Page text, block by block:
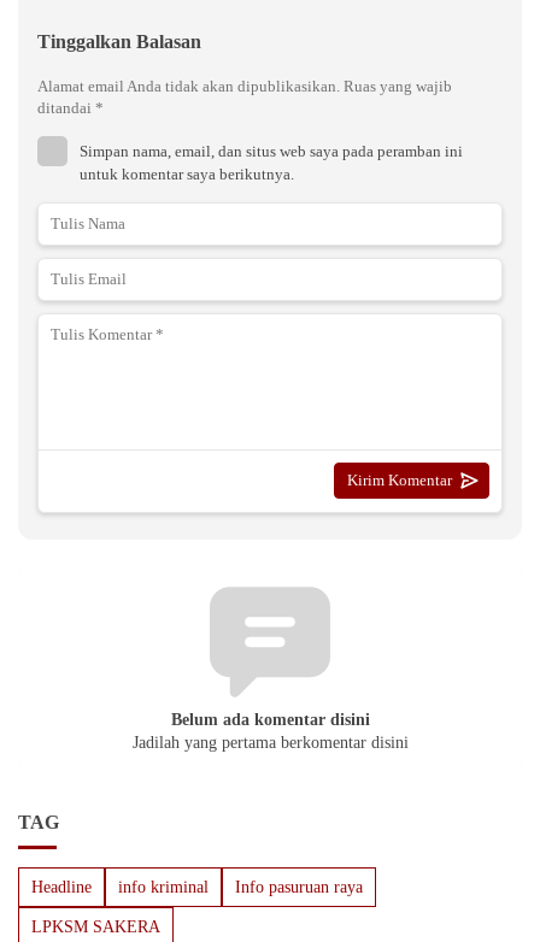
Tinggalkan Balasan
Alamat email Anda tidak akan dipublikasikan. Ruas yang wajib
ditandai *
Simpan nama, email, dan situs web saya pada peramban ini
untuk komentar saya berikutnya.
Belum ada komentar disini
Jadilah yang pertama berkomentar disini
TAG
Headline info kriminal Info pasuruan raya
LPKSM SAKERA